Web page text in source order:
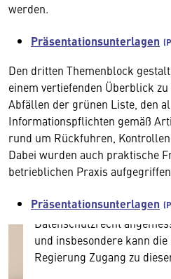
werden.
Präsentationsunterlagen
Den dritten Themenblock
einem vertiefenden Überblick
Abfällen der grünen Liste, den
Informationspflichten gemäß
rund um Rückfuhren,
Dabei wurden auch praktische
betrieblichen Praxis
Präsentationsunterlagen
Wir benötigen Ihre
Hier würden wir Ihnen
Inhalt anzeigen. Dafür
Ihre Zustimmung, da Ihr
personenbezogene
und Nutzerverhalten
Diese Daten unterliegen
Datenschutzrecht
und insbesondere kann
Regierung Zugang zu